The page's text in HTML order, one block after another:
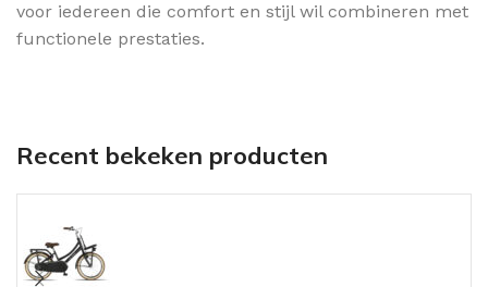
voor iedereen die comfort en stijl wil combineren met
functionele prestaties.
Recent bekeken producten